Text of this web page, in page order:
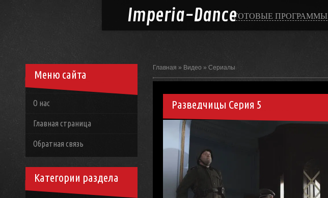
Imperia-DanceГОТОВЫЕ ПРОГРАММЫ
Главная » Видео » Сериалы
Разведчицы Серия 5
Меню сайта
О нас
Главная страница
Обратная связь
Категории раздела